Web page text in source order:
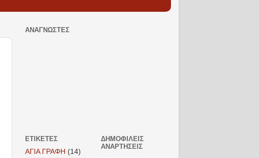
ΑΝΑΓΝΏΣΤΕΣ
ΕΤΙΚΈΤΕΣ
ΑΓΙΑ ΓΡΑΦΗ (14)
ΔΗΜΟΦΙΛΕΊΣ
ΑΝΑΡΤΉΣΕΙΣ